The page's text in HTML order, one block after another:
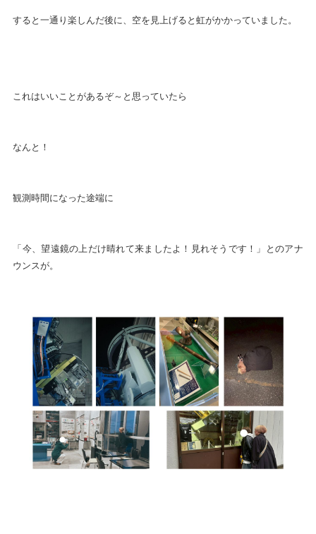
すると一通り楽しんだ後に、空を見上げると虹がかかっていました。
これはいいことがあるぞ～と思っていたら
なんと！
観測時間になった途端に
「今、望遠鏡の上だけ晴れて来ましたよ！見れそうです！」とのアナ
ウンスが。